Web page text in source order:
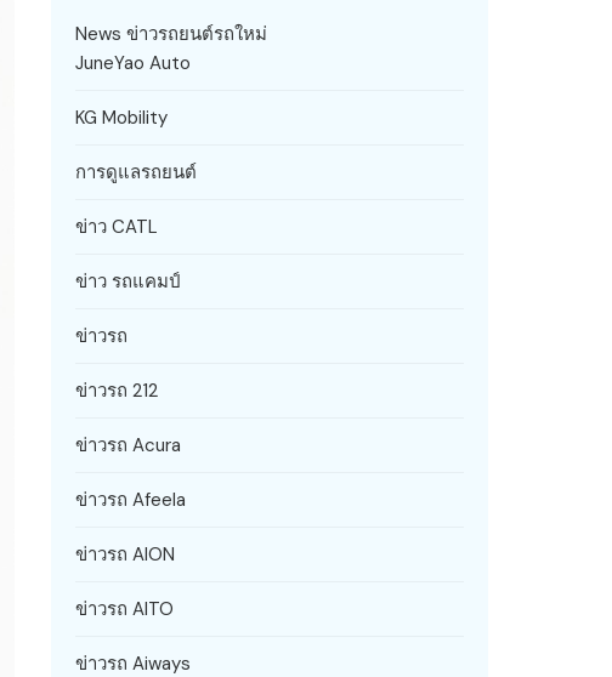
News ข่าวรถยนต์รถใหม่
JuneYao Auto
KG Mobility
การดูแลรถยนต์
ข่าว CATL
ข่าว รถแคมป์
ข่าวรถ
ข่าวรถ 212
ข่าวรถ Acura
ข่าวรถ Afeela
ข่าวรถ AION
ข่าวรถ AITO
ข่าวรถ Aiways